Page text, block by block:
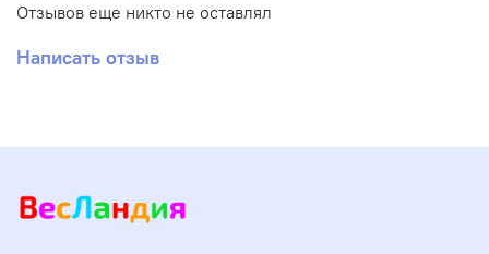
Отзывов еще никто не оставлял
Написать отзыв